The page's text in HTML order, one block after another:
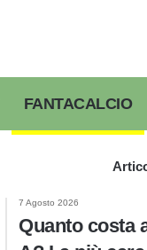
FANTACALCIO
7 Agosto 2026
Quanto costa